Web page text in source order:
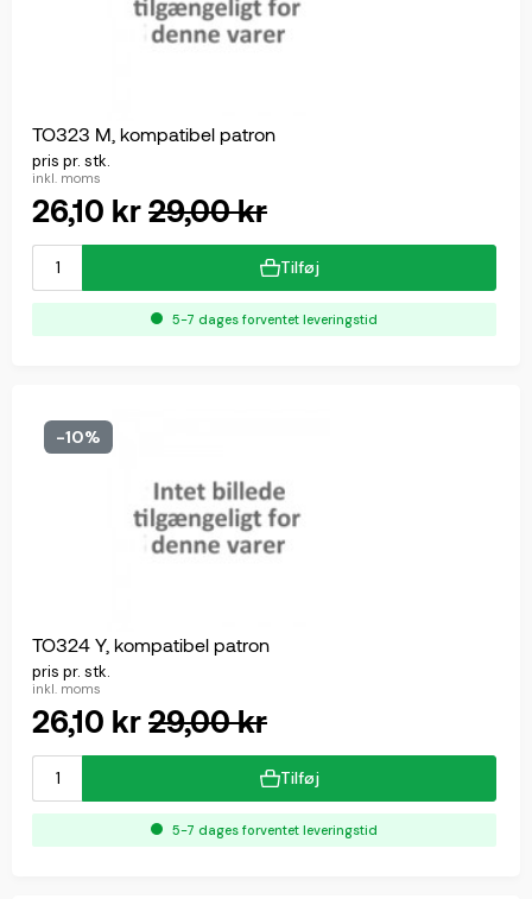
TO323 M, kompatibel patron
pris pr. stk.
inkl. moms
26,10 kr29,00 kr
Tilføj
5-7 dages forventet leveringstid
-10%
TO324 Y, kompatibel patron
pris pr. stk.
inkl. moms
26,10 kr29,00 kr
Tilføj
5-7 dages forventet leveringstid